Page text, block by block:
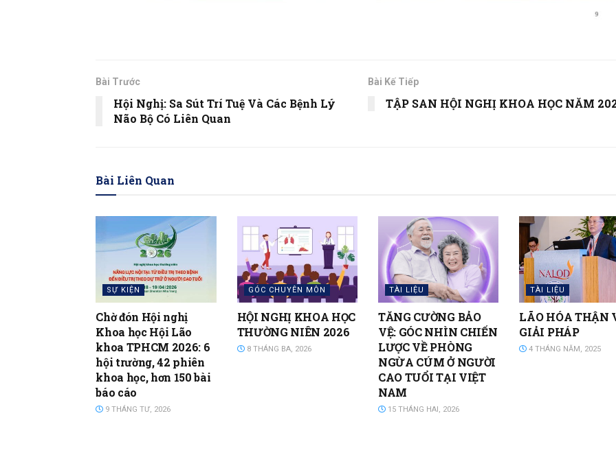
Bài Trước
Hội Nghị: Sa Sút Trí Tuệ Và Các Bệnh Lý
Não Bộ Có Liên Quan
Bài Kế Tiếp
TẬP SAN HỘI NGHỊ KHOA HỌC NĂM
Bài Liên Quan
SỰ KIỆN
Chờ đón Hội nghị
Khoa học Hội Lão
khoa TPHCM 2026: 6
hội trường, 42 phiên
khoa học, hơn 150 bài
báo cáo
9 THÁNG TƯ, 2026
GÓC CHUYÊN MÔN
HỘI NGHỊ KHOA HỌC
THƯỜNG NIÊN 2026
8 THÁNG BA, 2026
TÀI LIỆU
TĂNG CƯỜNG BẢO
VỆ: GÓC NHÌN CHIẾN
LƯỢC VỀ PHÒNG
NGỪA CÚM Ở NGƯỜI
CAO TUỔI TẠI VIỆT
NAM
15 THÁNG HAI, 2026
TÀI LIỆU
LÃO HÓA THẬN
GIẢI PHÁP
4 THÁNG NĂM, 2025